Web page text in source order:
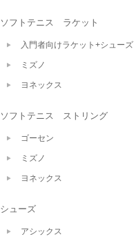
ソフトテニス ラケット
入門者向けラケット+シューズ
ミズノ
ヨネックス
ソフトテニス ストリング
ゴーセン
ミズノ
ヨネックス
シューズ
アシックス